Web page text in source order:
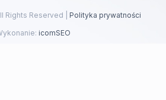
Rights Reserved |
Polityka prywatności
icomSEO